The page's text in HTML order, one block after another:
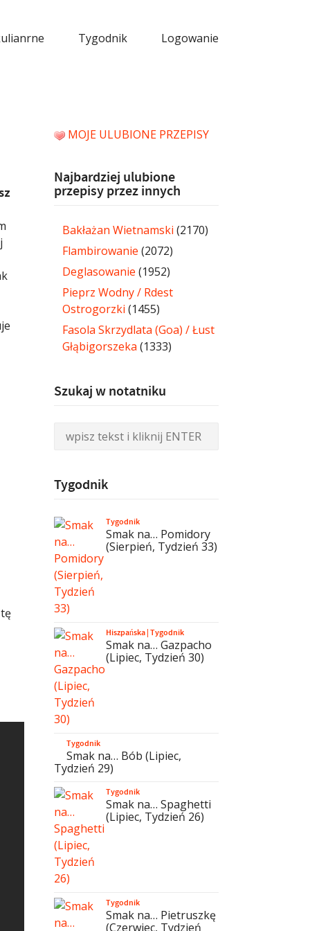
Tygodnik Logowanie
MOJE ULUBIONE PRZEPISY
Najbardziej ulubione
przepisy przez innych
Bakłażan Wietnamski (2170)
Flambirowanie (2072)
Deglasowanie (1952)
Pieprz Wodny / Rdest
Ostrogorzki (1455)
Fasola Skrzydlata (Goa) / Łust
Głąbigorszeka (1333)
Szukaj w notatniku
Tygodnik
Tygodnik
Smak na… Pomidory
(Sierpień, Tydzień 33)
Hiszpańska|Tygodnik
Smak na… Gazpacho
(Lipiec, Tydzień 30)
Tygodnik
Smak na… Bób (Lipiec,
Tydzień 29)
Tygodnik
Smak na… Spaghetti
(Lipiec, Tydzień 26)
Tygodnik
Smak na… Pietruszkę
(Czerwiec, Tydzień